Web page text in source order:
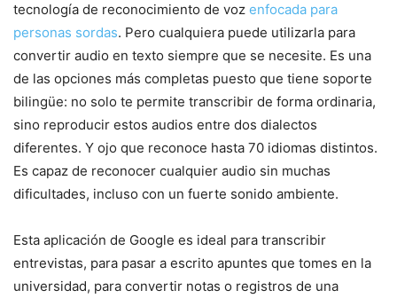
tecnología de reconocimiento de voz enfocada para
personas sordas. Pero cualquiera puede utilizarla para
convertir audio en texto siempre que se necesite. Es una
de las opciones más completas puesto que tiene soporte
bilingüe: no solo te permite transcribir de forma ordinaria,
sino reproducir estos audios entre dos dialectos
diferentes. Y ojo que reconoce hasta 70 idiomas distintos.
Es capaz de reconocer cualquier audio sin muchas
dificultades, incluso con un fuerte sonido ambiente.
Esta aplicación de Google es ideal para transcribir
entrevistas, para pasar a escrito apuntes que tomes en la
universidad, para convertir notas o registros de una